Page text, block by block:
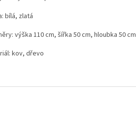
bílá, zlatá
výška 110 cm, šířka 50 cm, hloubka 50 cm
kov, dřevo